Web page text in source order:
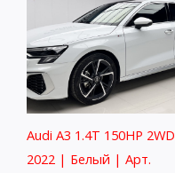
Audi A3 1.4T 150HP 2WD
2022 | Белый | Арт.